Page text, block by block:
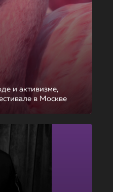
и активизме,
в Москве